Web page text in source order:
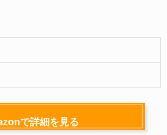
で詳細を見る